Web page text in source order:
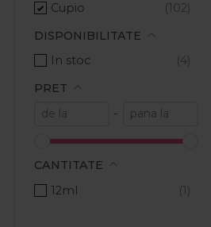
Cupio
DISPONIBILITATE
In stoc
PRET
-
CANTITATE
12ml